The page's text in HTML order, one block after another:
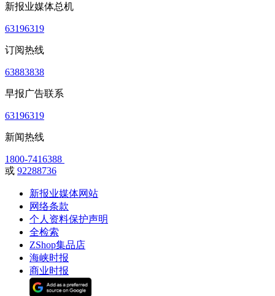
新报业媒体总机
63196319
订阅热线
63883838
早报广告联系
63196319
新闻热线
1800-7416388
或 92288736
新报业媒体网站
网络条款
个人资料保护声明
全检索
ZShop集品店
海峡时报
商业时报